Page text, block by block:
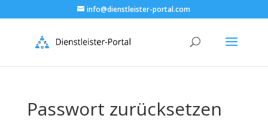
info@dienstleister-portal.com
Passwort zurücksetzen